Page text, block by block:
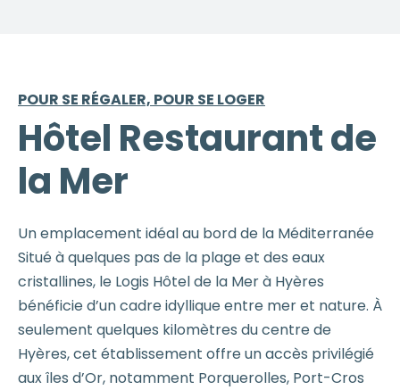
POUR SE RÉGALER, POUR SE LOGER
Hôtel Restaurant de
la Mer
Un emplacement idéal au bord de la Méditerranée
Situé à quelques pas de la plage et des eaux
cristallines, le Logis Hôtel de la Mer à Hyères
bénéficie d’un cadre idyllique entre mer et nature. À
seulement quelques kilomètres du centre de
Hyères, cet établissement offre un accès privilégié
aux îles d’Or, notamment Porquerolles, Port-Cros